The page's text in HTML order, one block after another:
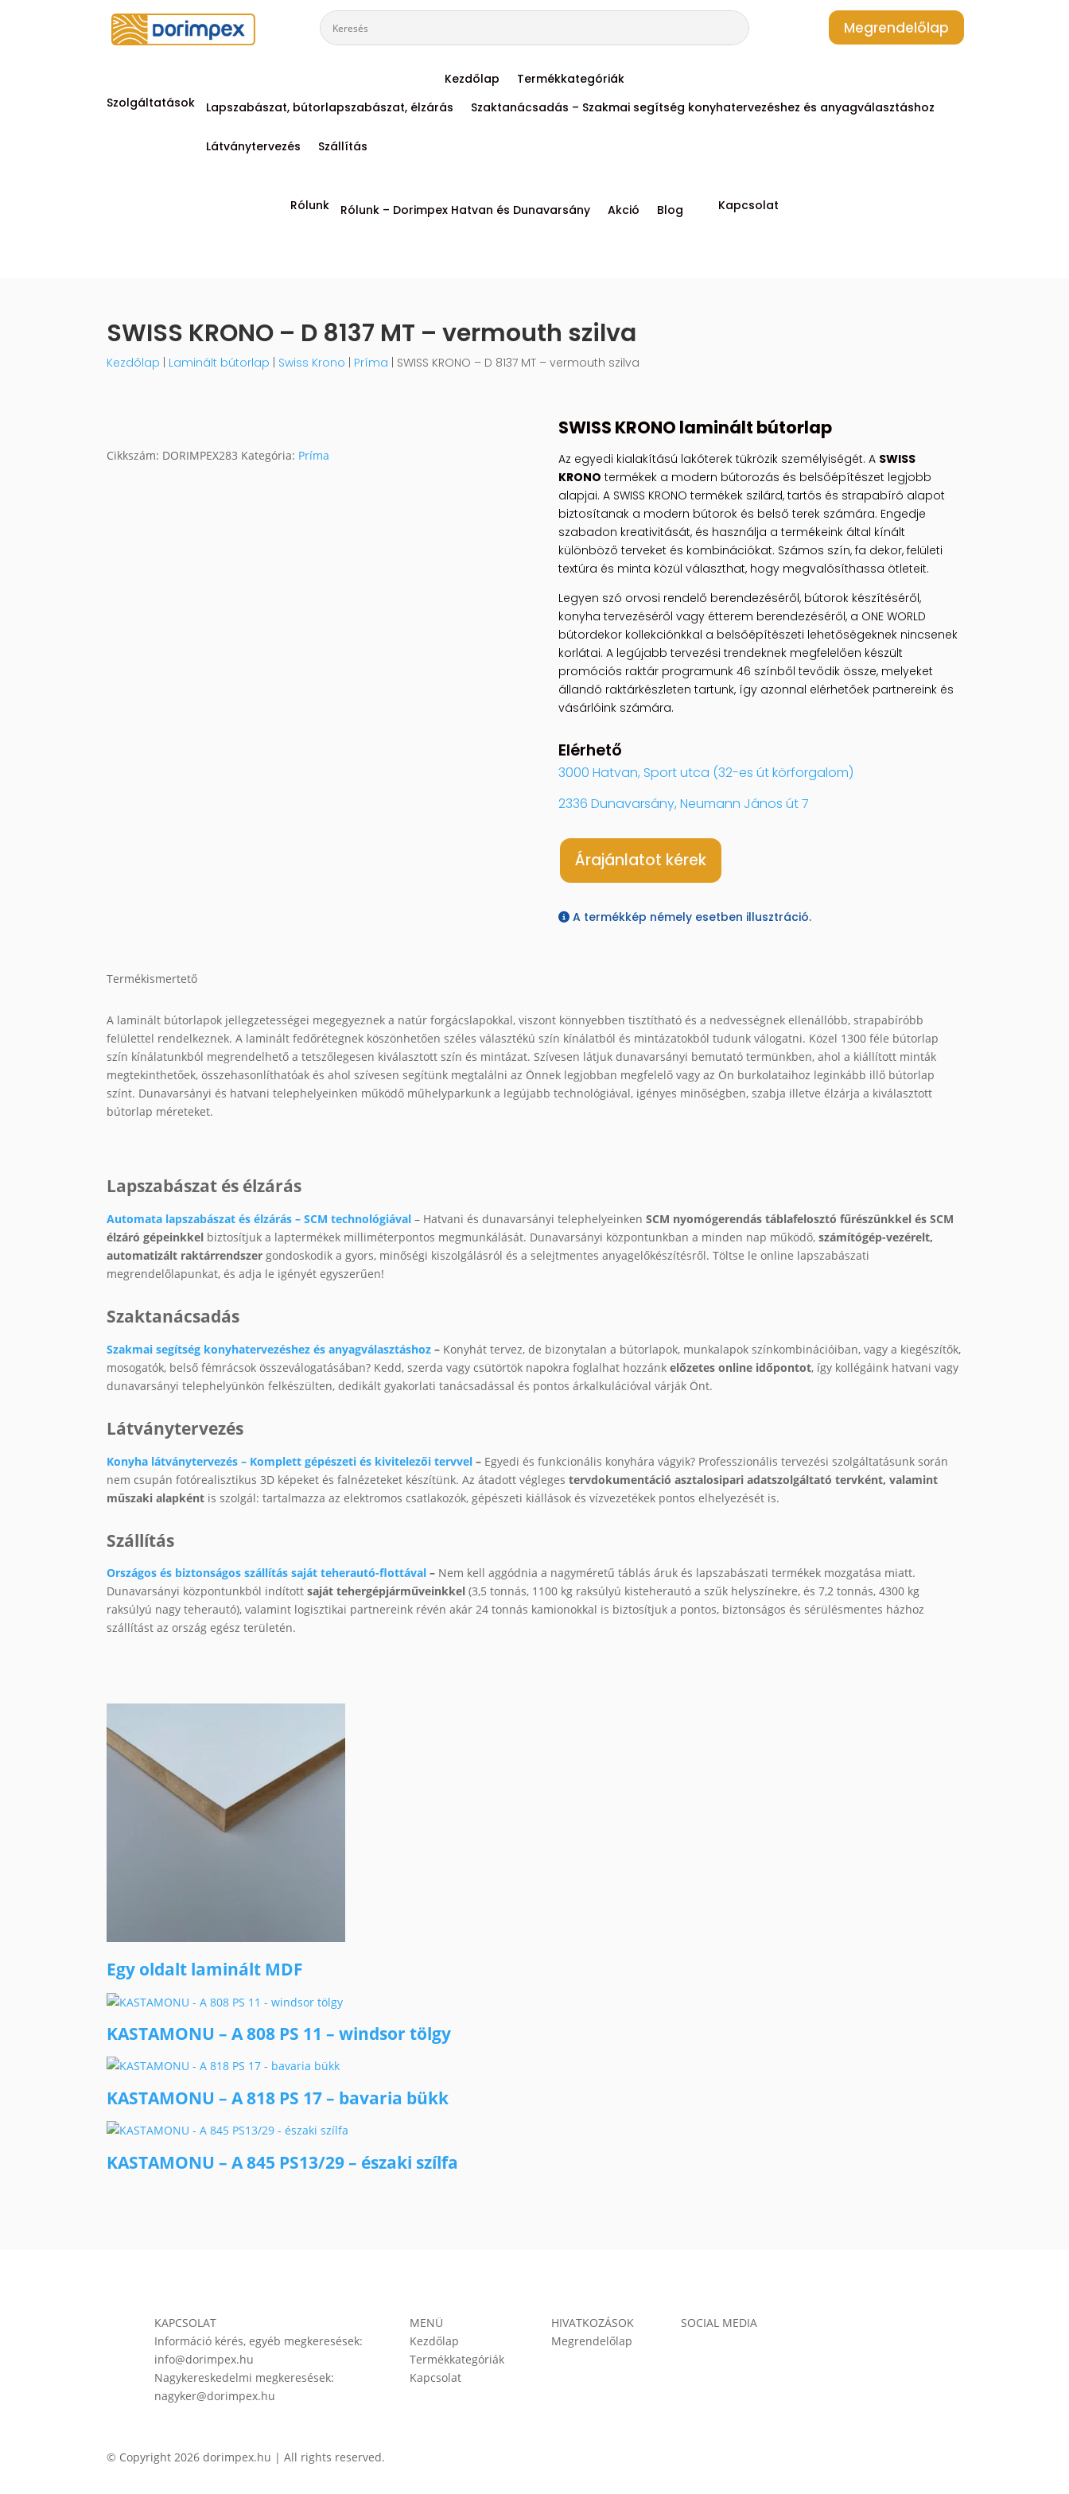
Megrendelőlap
Kezdőlap
Termékkategóriák
Szolgáltatások
Lapszabászat, bútorlapszabászat, élzárás Szaktanácsadás – Szakmai segítség konyhatervezéshez és anyagválasztáshoz
Látványtervezés Szállítás
Rólunk Rólunk – Dorimpex Hatvan és Dunavarsány Akció Blog Kapcsolat
SWISS KRONO – D 8137 MT – vermouth szilva
Kezdőlap | Laminált bútorlap | Swiss Krono | Príma | SWISS KRONO – D 8137 MT – vermouth szilva
Cikkszám: DORIMPEX283 Kategória: Príma
SWISS KRONO laminált bútorlap
Az egyedi kialakítású lakóterek tükrözik személyiségét. A SWISS
KRONO termékek a modern bútorozás és belsőépítészet legjobb
alapjai. A SWISS KRONO termékek szilárd, tartós és strapabíró alapot
biztosítanak a modern bútorok és belső terek számára. Engedje
szabadon kreativitását, és használja a termékeink által kínált
különböző terveket és kombinációkat. Számos szín, fa dekor, felületi
textúra és minta közül választhat, hogy megvalósíthassa ötleteit.
Legyen szó orvosi rendelő berendezéséről, bútorok készítéséről,
konyha tervezéséről vagy étterem berendezéséről, a ONE WORLD
bútordekor kollekciónkkal a belsőépítészeti lehetőségeknek nincsenek
korlátai. A legújabb tervezési trendeknek megfelelően készült
promóciós raktár programunk 46 színből tevődik össze, melyeket
állandó raktárkészleten tartunk, így azonnal elérhetőek partnereink és
vásárlóink számára.
Elérhető
3000 Hatvan, Sport utca (32-es út körforgalom)
2336 Dunavarsány, Neumann János út 7
Árajánlatot kérek
A termékkép némely esetben illusztráció.
Termékismertető
A laminált bútorlapok jellegzetességei megegyeznek a natúr forgácslapokkal, viszont könnyebben tisztítható és a nedvességnek ellenállóbb, strapabíróbb
felülettel rendelkeznek. A laminált fedőrétegnek köszönhetően széles választékú szín kínálatból és mintázatokból tudunk válogatni. Közel 1300 féle bútorlap
szín kínálatunkból megrendelhető a tetszőlegesen kiválasztott szín és mintázat. Szívesen látjuk dunavarsányi bemutató termünkben, ahol a kiállított minták
megtekinthetőek, összehasonlíthatóak és ahol szívesen segítünk megtalálni az Önnek legjobban megfelelő vagy az Ön burkolataihoz leginkább illő bútorlap
színt. Dunavarsányi és hatvani telephelyeinken működő műhelyparkunk a legújabb technológiával, igényes minőségben, szabja illetve élzárja a kiválasztott
bútorlap méreteket.
Lapszabászat és élzárás
Automata lapszabászat és élzárás – SCM technológiával – Hatvani és dunavarsányi telephelyeinkenSCM nyomógerendás táblafelosztó fűrészünkkel és SCM
élzáró gépeinkkel biztosítjuk a laptermékek milliméterpontos megmunkálását. Dunavarsányi központunkban a minden nap működő,számítógép-vezérelt,
automatizált raktárrendszergondoskodik a gyors, minőségi kiszolgálásról és a selejtmentes anyagelőkészítésről. Töltse le online lapszabászati
megrendelőlapunkat, és adja le igényét egyszerűen!
Szaktanácsadás
Szakmai segítség konyhatervezéshez és anyagválasztáshoz – Konyhát tervez, de bizonytalan a bútorlapok, munkalapok színkombinációiban, vagy a kiegészítők,
mosogatók, belső fémrácsok összeválogatásában? Kedd, szerda vagy csütörtök napokra foglalhat hozzánkelőzetes online időpontot, így kollégáink hatvani vagy
dunavarsányi telephelyünkön felkészülten, dedikált gyakorlati tanácsadással és pontos árkalkulációval várják Önt.
Látványtervezés
Konyha látványtervezés – Komplett gépészeti és kivitelezői tervvel – Egyedi és funkcionális konyhára vágyik? Professzionális tervezési szolgáltatásunk során
nem csupán fotórealisztikus 3D képeket és falnézeteket készítünk. Az átadott véglegestervdokumentáció asztalosipari adatszolgáltató tervként, valamint
műszaki alapként is szolgál: tartalmazza az elektromos csatlakozók, gépészeti kiállások és vízvezetékek pontos elhelyezését is.
Szállítás
Országos és biztonságos szállítás saját teherautó-flottával – Nem kell aggódnia a nagyméretű táblás áruk és lapszabászati termékek mozgatása miatt.
Dunavarsányi központunkból indítottsaját tehergépjárműveinkkel(3,5 tonnás, 1100 kg raksúlyú kisteherautó a szűk helyszínekre, és 7,2 tonnás, 4300 kg
raksúlyú nagy teherautó), valamint logisztikai partnereink révén akár 24 tonnás kamionokkal is biztosítjuk a pontos, biztonságos és sérülésmentes házhoz
szállítást az ország egész területén.
Egy oldalt laminált MDF
KASTAMONU – A 808 PS 11 – windsor tölgy
KASTAMONU – A 818 PS 17 – bavaria bükk
KASTAMONU – A 845 PS13/29 – északi szílfa
KAPCSOLAT
Információ kérés, egyéb megkeresések:
info@dorimpex.hu
Nagykereskedelmi megkeresések:
nagyker@dorimpex.hu
MENÜ
Kezdőlap
Termékkategóriák
Kapcsolat
HIVATKOZÁSOK
Megrendelőlap
SOCIAL MEDIA
© Copyright 2026 dorimpex.hu | All rights reserved.